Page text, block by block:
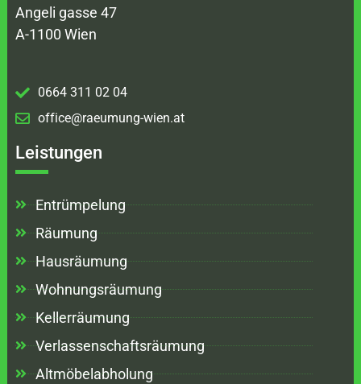
Angeli gasse 47
A-1100 Wien
0664 311 02 04
office@raeumung-wien.at
Leistungen
Entrümpelung
Räumung
Hausräumung
Wohnungsräumung
Kellerräumung
Verlassenschaftsräumung
Altmöbelabholung